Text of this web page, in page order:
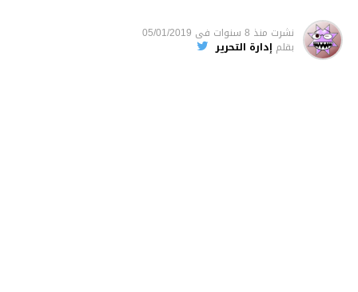
نشرت منذ 8 سنوات فى 05/01/2019
بقلم إدارة التحرير